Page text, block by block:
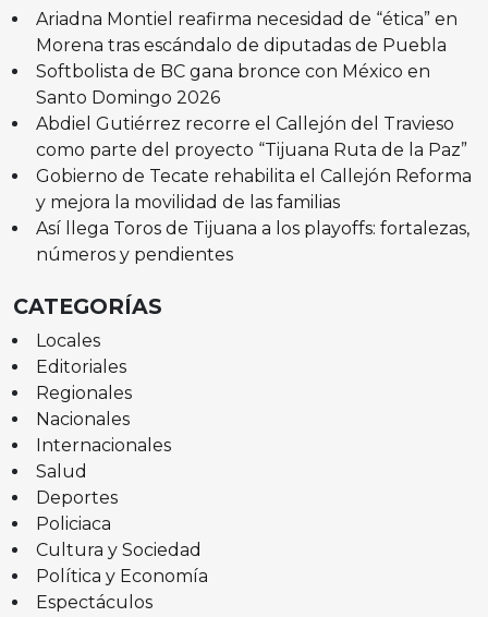
Ariadna Montiel reafirma necesidad de “ética” en
Morena tras escándalo de diputadas de Puebla
Softbolista de BC gana bronce con México en
Santo Domingo 2026
Abdiel Gutiérrez recorre el Callejón del Travieso
como parte del proyecto “Tijuana Ruta de la Paz”
Gobierno de Tecate rehabilita el Callejón Reforma
y mejora la movilidad de las familias
Así llega Toros de Tijuana a los playoffs: fortalezas,
números y pendientes
CATEGORÍAS
Locales
Editoriales
Regionales
Nacionales
Internacionales
Salud
Deportes
Policiaca
Cultura y Sociedad
Política y Economía
Espectáculos